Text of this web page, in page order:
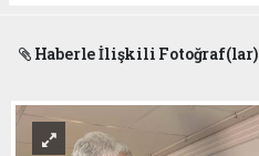
Haberle İlişkili Fotoğraf(lar)